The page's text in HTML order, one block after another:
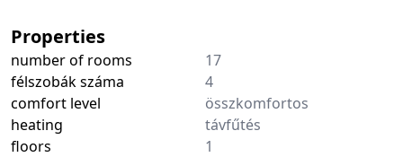
Properties
number of rooms
17
félszobák száma
4
comfort level
összkomfortos
heating
távfűtés
floors
1